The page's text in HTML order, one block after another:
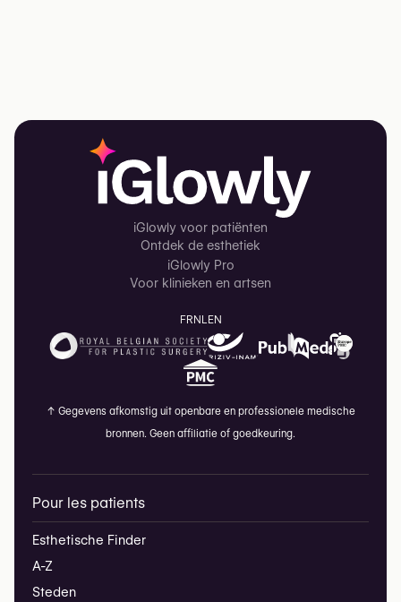
iGlowly voor patiënten
Ontdek de esthetiek
iGlowly Pro
Voor klinieken en artsen
FRNLEN
↑ Gegevens afkomstig uit openbare en professionele medische
bronnen. Geen affiliatie of goedkeuring.
Pour les patients
Esthetische Finder
A-Z
Steden